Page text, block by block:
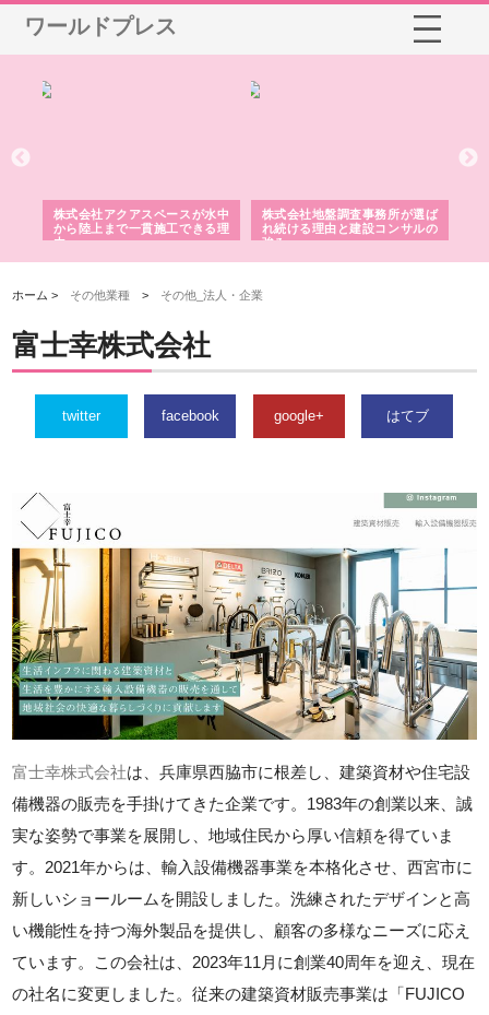
ワールドプレス
株式会社アクアスペースが水中
から陸上まで一貫施工できる理
由
株式会社地盤調査事務所が選ば
れ続ける理由と建設コンサルの
強み
ホーム > その他業種 > その他_法人・企業
富士幸株式会社
twitter facebook google+ はてブ
富士幸株式会社は、兵庫県西脇市に根差し、建築資材や住宅設
備機器の販売を手掛けてきた企業です。1983年の創業以来、誠
実な姿勢で事業を展開し、地域住民から厚い信頼を得ていま
す。2021年からは、輸入設備機器事業を本格化させ、西宮市に
新しいショールームを開設しました。洗練されたデザインと高
い機能性を持つ海外製品を提供し、顧客の多様なニーズに応え
ています。この会社は、2023年11月に創業40周年を迎え、現在
の社名に変更しました。従来の建築資材販売事業は「FUJICO